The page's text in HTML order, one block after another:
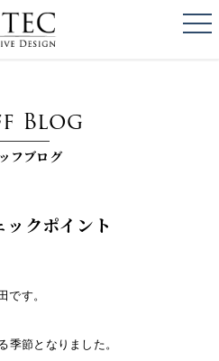
Blog
フブログ
クポイント
す。
季節となりました。